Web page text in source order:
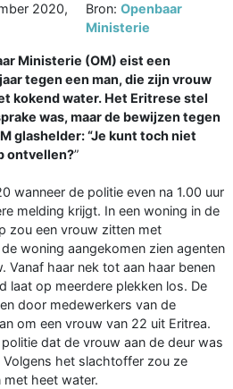
2020,
Bron:Openbaar
Ministerie
Ministerie (OM) eist een
tegen een man, die zijn vrouw
kokend water. Het Eritrese stel
was, maar de bewijzen tegen
glashelder: “Je kunt toch niet
ontvellen?”
wanneer de politie even na 1.00 uur
melding krijgt. In een woning in de
zou een vrouw zitten met
woning aangekomen zien agenten
Vanaf haar nek tot aan haar benen
laat op meerdere plekken los. De
door medewerkers van de
om een vrouw van 22 uit Eritrea.
dat de vrouw aan de deur was
het slachtoffer zou ze
heet water.